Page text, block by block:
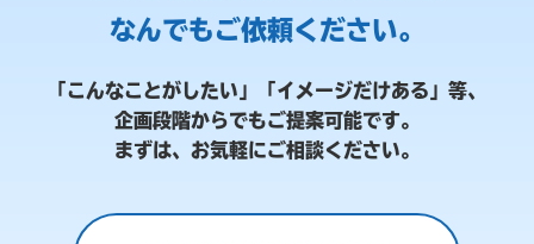
なんでもご依頼ください。
「こんなことがしたい」「イメージだけある」等、
企画段階からでもご提案可能です。
まずは、お気軽にご相談ください。